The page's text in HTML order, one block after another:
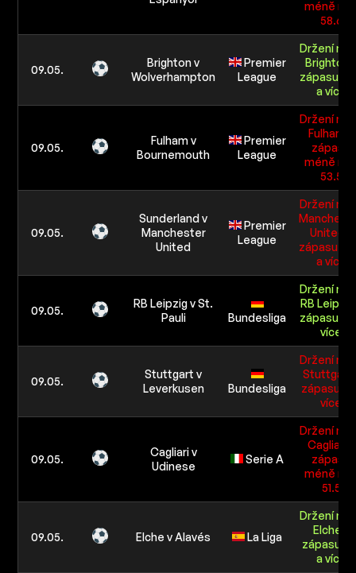
méně
58.6
09.05.
Brighton v
Wolverhampton
Premier
League
Držení
Brighton
zápasu
a více
09.05.
Fulham v
Bournemouth
Premier
League
Držení
Fulham v
zápasu
méně
53.5
09.05.
Sunderland v
Manchester
United
Premier
League
Držení
United v
zápasu
a více
09.05.
RB Leipzig v St.
Pauli
Bundesliga
Držení
RB Leipzig
zápasu 58
více
09.05.
Stuttgart v
Leverkusen
Bundesliga
Držení
Stuttgart
zápasu 51
více
09.05.
Cagliari v
Udinese
Serie A
Držení
Cagliari v
zápasu
méně
51.5
09.05. Elche v Alavés La Liga
Držení
Elche v
zápasu
a více